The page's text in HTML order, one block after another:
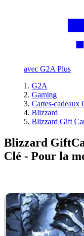
avec G2A Plus
G2A
Gaming
Cartes-cadeaux
Blizzard
Blizzard Gift
Blizzard
Clé - Pour la